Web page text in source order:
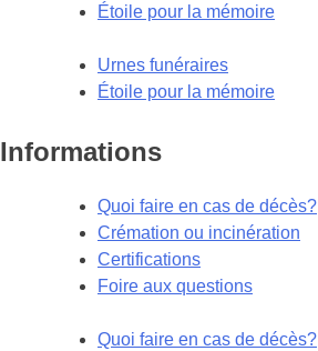
Étoile pour la mémoire
Urnes funéraires
Étoile pour la mémoire
Informations
Quoi faire en cas de décès?
Crémation ou incinération
Certifications
Foire aux questions
Quoi faire en cas de décès?